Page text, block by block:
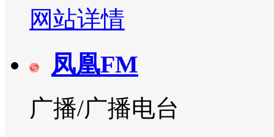
网站详情
凤凰FM
广播/广播电台